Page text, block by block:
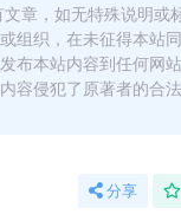
章，如无特殊说明或
组织，在未征得本站
布本站内容到任何网
容侵犯了原著者的合
分享